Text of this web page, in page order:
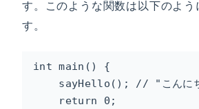
す。このような関数は以下のよう
す。
int main() {
sayHello(); // "こんに
    return 0;